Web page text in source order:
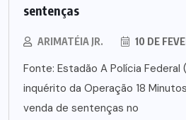
sentenças
ARIMATÉIA JR. 10 DE
Fonte: Estadão A Polícia Federal
inquérito da Operação 18
venda de sentenças no